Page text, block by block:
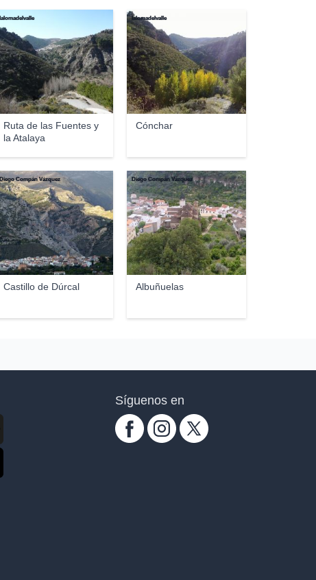
Ruta de las Fuentes y
la Atalaya
lalomadelvalle
Cónchar
lalomadelvalle
Castillo de Dúrcal
Diego Compán Vázquez
Albuñuelas
Diego Compán Vázquez
Síguenos en